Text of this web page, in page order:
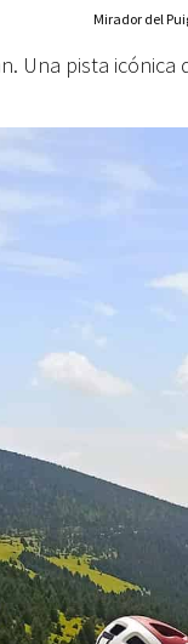
Mirador del
Una pista